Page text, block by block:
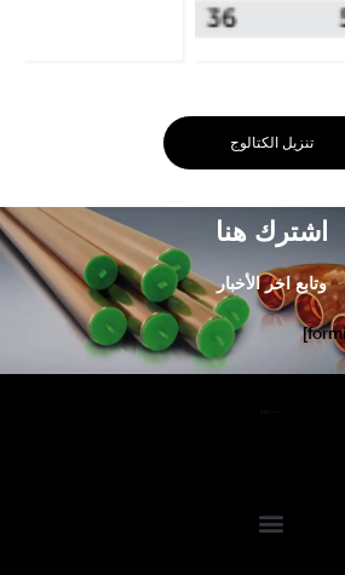
تنزيل الكتالوج
اشترك هنا
وتابع اخر الأخبار